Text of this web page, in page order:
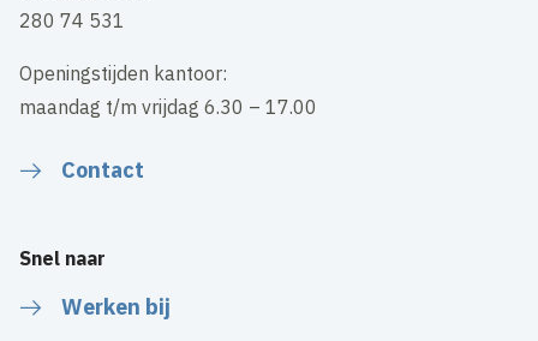
280 74 531
Openingstijden kantoor:
maandag t/m vrijdag 6.30 – 17.00
Contact
Snel naar
Werken bij